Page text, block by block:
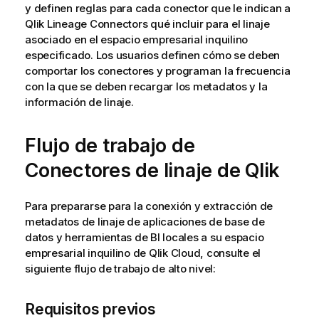
y definen reglas para cada conector que le indican a
Qlik Lineage Connectorsqué incluir para el linaje
asociado en el espacio empresarial inquilino
especificado. Los usuarios definen cómo se deben
comportar los conectores y programan la frecuencia
con la que se deben recargar los metadatos y la
información de linaje.
Flujo de trabajo de
Conectores de linaje de Qlik
Para prepararse para la conexión y extracción de
metadatos de linaje de aplicaciones de base de
datos y herramientas de BI locales a su espacio
empresarial inquilino de Qlik Cloud, consulte el
siguiente flujo de trabajo de alto nivel:
Requisitos previos